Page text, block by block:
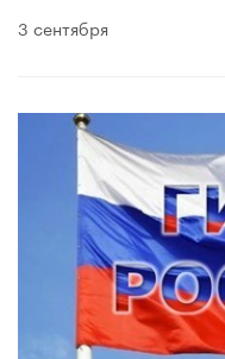
3 сентября